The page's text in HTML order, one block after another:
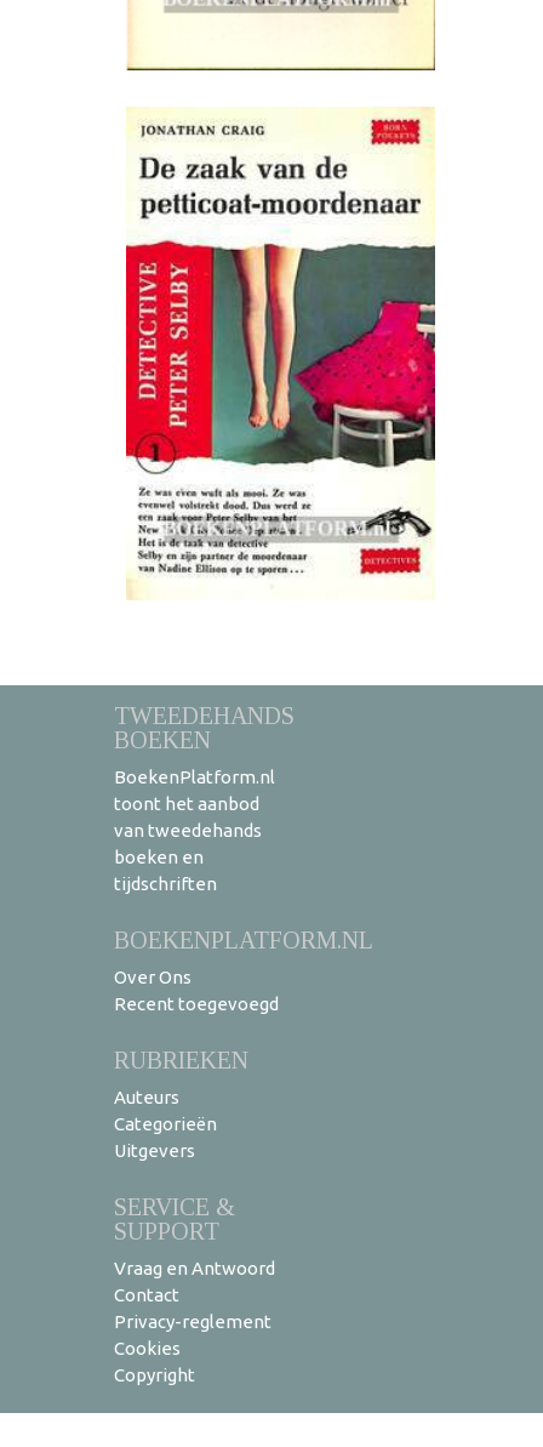
TWEEDEHANDS
BOEKEN
BoekenPlatform.nl
toont het aanbod
van tweedehands
boeken en
tijdschriften
BOEKENPLATFORM.NL
Over Ons
Recent toegevoegd
RUBRIEKEN
Auteurs
Categorieën
Uitgevers
SERVICE &
SUPPORT
Vraag en Antwoord
Contact
Privacy-reglement
Cookies
Copyright